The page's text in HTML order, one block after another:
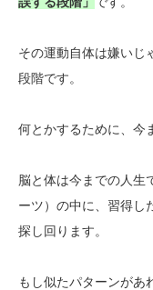
その運動自体は嫌いじ
段階です。
何とかするために、今
脳と体は今までの人生
ーツ）の中に、習得し
探し回ります。
もし似たパターンがあ